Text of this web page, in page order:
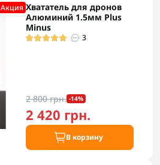
Акция Хвататель для дронов
Алюминий 1.5мм Plus
Minus
3
2 800 грн. -14%
2 420 грн.
В корзину